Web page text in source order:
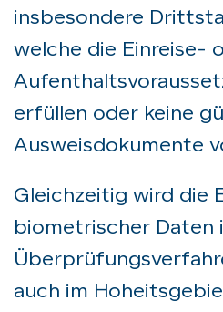
insbesondere
welche die Einreise-
erfüllen oder keine
Ausweisdokumente
Gleichzeitig wird die
biometrischer Daten
auch im